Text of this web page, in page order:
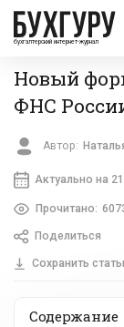
бухгалтерский интернет-журнал
Новый
ФНС
Автор:
Актуально на
Прочитано:
Поделиться
Сохранить
Содержание